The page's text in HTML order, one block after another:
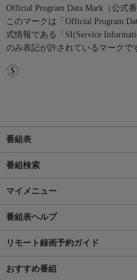
Official Program Data Mark（公式
このマークは「Official Program
式情報である「SI(Service
のみ表記が許されているマークで
番組表
番組検索
マイメニュー
番組表ヘルプ
リモート録画予約ガイド
おすすめ番組